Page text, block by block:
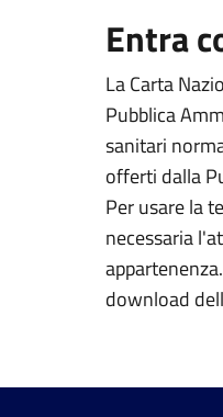
Entra
La Carta
Pubblica
sanitari
offerti dalla
Per usare la
necessaria
download